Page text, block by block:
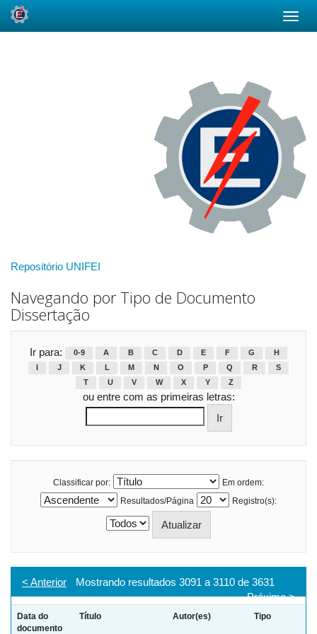
Repositório UNIFEI
Navegando por Tipo de Documento
Dissertação
Ir para: 0-9 A B C D E F G
H
J K L M N O P Q R
S
T
U V W X Y Z
ou entre com as primeiras letras:
Classificar por:
Em ordem:
Resultados/Página
Registro(s):
Mostrando resultados 3091 a 3110 de 3631
< Anterior
Próximo >
Data do
documento
Título Autor(es) Tipo